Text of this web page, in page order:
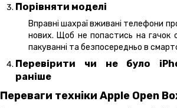
Порівняти моделі
Вправні шахраї вживані телефони
нових. Щоб не попастись на гачок
пакуванні та безпосередньо в
Перевірити чи не було
раніше
Переваги техніки Apple Open